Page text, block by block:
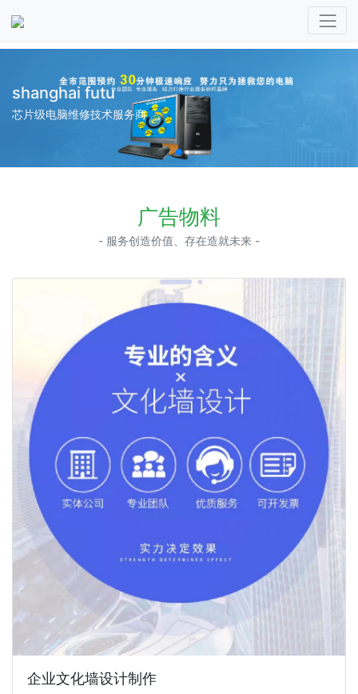
shanghai futu
芯片级电脑维修技术服务商
广告物料
- 服务创造价值、存在造就未来 -
企业文化墙设计制作